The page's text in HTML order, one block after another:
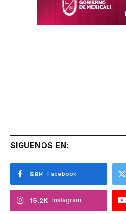
SIGUENOS EN:
Facebook
58K
Instagram
15.2K